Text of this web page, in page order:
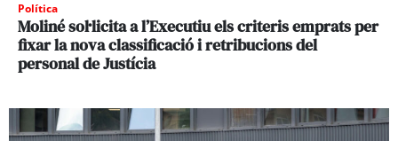
Política
Moliné sol·licita a l’Executiu els criteris emprats per
fixar la nova classificació i retribucions del
personal de Justícia